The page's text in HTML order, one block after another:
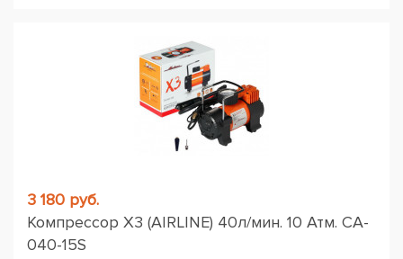
3 180 руб.
Компрессор X3 (AIRLINE) 40л/мин. 10 Атм. CA-
040-15S